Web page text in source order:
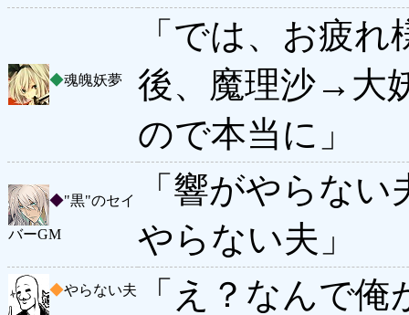
◆魂魄妖夢
「では、お疲れ
後、魔理沙→大
ので本当に」
◆"黒"のセイ
バーGM
「響がやらな
やらない夫」
◆やらない夫 「え？なんで